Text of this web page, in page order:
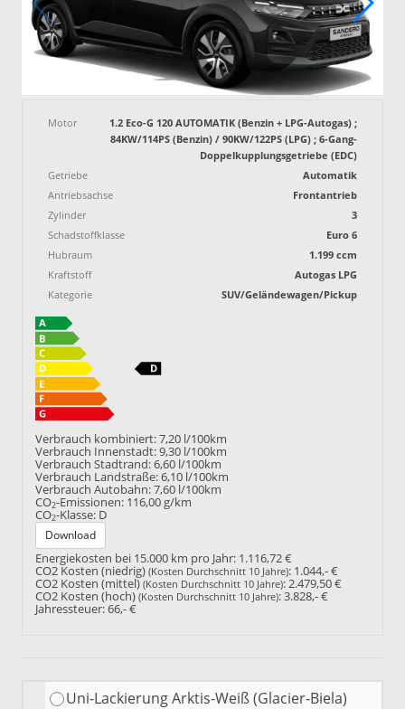
Motor
1.2 Eco-G 120 AUTOMATIK (Benzin + LPG-Autogas) ;
84KW/114PS (Benzin) / 90KW/122PS (LPG) ; 6-Gang-
Doppelkupplungsgetriebe (EDC)
Getriebe
Automatik
Antriebsachse
Frontantrieb
Zylinder
3
Schadstoffklasse
Euro 6
Hubraum
1.199 ccm
Kraftstoff
Autogas LPG
Kategorie
SUV/Geländewagen/Pickup
Verbrauch kombiniert:7,20 l/100km
Verbrauch Innenstadt:9,30 l/100km
Verbrauch Stadtrand:6,60 l/100km
Verbrauch Landstraße:6,10 l/100km
Verbrauch Autobahn:7,60 l/100km
CO2-Emissionen: 116,00 g/km
CO2-Klasse: D
Download
Energiekosten bei 15.000 km pro Jahr: 1.116,72 €
CO2 Kosten (niedrig) (Kosten Durchschnitt 10 Jahre): 1.044,- €
CO2 Kosten (mittel) (Kosten Durchschnitt 10 Jahre):2.479,50 €
CO2 Kosten (hoch) (Kosten Durchschnitt 10 Jahre):3.828,- €
Jahressteuer:66,- €
Uni-Lackierung Arktis-Weiß (Glacier-Biela)